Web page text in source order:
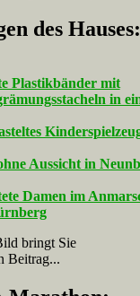
des Hauses:
bringt Sie
Beitrag...